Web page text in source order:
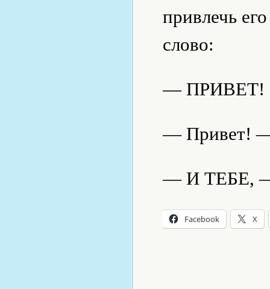
привлечь
слово:
— ПРИВЕТ!
— Привет! —
— И ТЕБЕ, —
Facebook X